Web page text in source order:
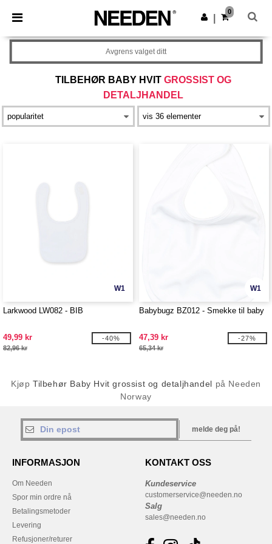
× Needen-app
Bedre priser i appen!
Last ned app
0
TILBEHØR BABY HVIT GROSSIST OG
DETALJHANDEL
Avgrens valget ditt
W1
Larkwood LW082 - BIB
49,99 kr
82,96 kr
-40%
W1
Babybugz BZ012 - Smekke til baby
47,39 kr
65,34 kr
-27%
KjøpTilbehør Baby Hvit grossist og detaljhandel på Needen
Norway
melde deg på!
INFORMASJON
Om Needen
Spor min ordre nå
Betalingsmetoder
Levering
Refusjoner/returer
KONTAKT OSS
Kundeservice
customerservice@needen.no
Salg
sales@needen.no